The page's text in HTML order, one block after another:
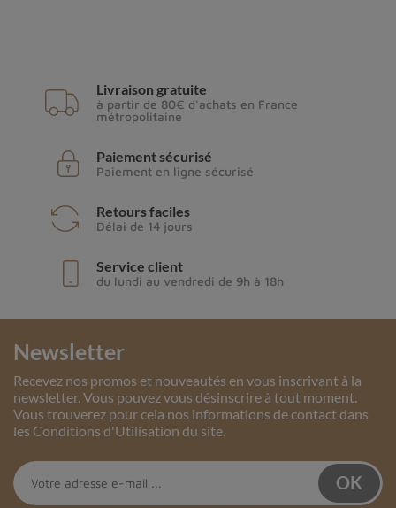
Livraison gratuite
à partir de 80€ d'achats en France
métropolitaine
Paiement sécurisé
Paiement en ligne sécurisé
Retours faciles
Délai de 14 jours
Service client
du lundi au vendredi de 9h à 18h
Newsletter
Recevez nos promos et nouveautés en vous inscrivant à la
newsletter. Vous pouvez vous désinscrire à tout moment.
Vous trouverez pour cela nos informations de contact dans
les Conditions d'Utilisation du site.